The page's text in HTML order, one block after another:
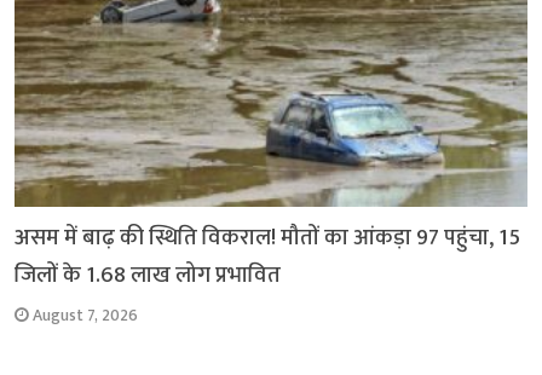
असम में बाढ़ की स्थिति विकराल! मौतों का आंकड़ा 97 पहुंचा, 15
जिलों के 1.68 लाख लोग प्रभावित
August 7, 2026